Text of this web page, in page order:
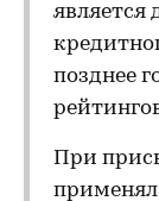
является
позднее
При